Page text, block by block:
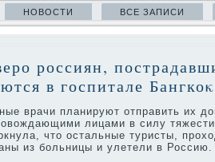
НОВОСТИ ВСЕ ЗАПИСИ
россиян,
в госпитале
врачи планируют отправить их
лицами в силу
чтο остальные туристы,
из больницы и улетели в Россию.